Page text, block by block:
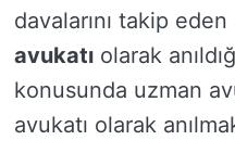
davalarını takip eden
avukatı olarak
konusunda uzman
avukatı olarak